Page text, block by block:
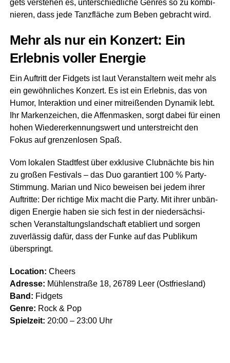
gets ver­ste­hen es, unter­schied­li­che Gen­res so zu kom­bi­
nie­ren, dass jede Tanz­flä­che zum Beben gebracht wird.
Mehr als nur ein Kon­zert: Ein
Erleb­nis vol­ler Energie
Ein Auf­tritt der Fid­gets ist laut Ver­an­stal­tern weit mehr als
ein gewöhn­li­ches Kon­zert. Es ist ein Erleb­nis, das von
Humor, Inter­ak­ti­on und einer mit­rei­ßen­den Dyna­mik lebt.
Ihr Mar­ken­zei­chen, die Affen­mas­ken, sorgt dabei für einen
hohen Wie­der­erken­nungs­wert und unter­streicht den
Fokus auf gren­zen­lo­sen Spaß.
Vom loka­len Stadt­fest über exklu­si­ve Club­näch­te bis hin
zu gro­ßen Fes­ti­vals – das Duo garan­tiert 100 % Par­ty-
Stim­mung. Mari­an und Nico bewei­sen bei jedem ihrer
Auf­trit­te: Der rich­ti­ge Mix macht die Par­ty. Mit ihrer unbän­
di­gen Ener­gie haben sie sich fest in der nie­der­säch­si­
schen Ver­an­stal­tungs­land­schaft eta­bliert und sor­gen
zuver­läs­sig dafür, dass der Fun­ke auf das Publi­kum
überspringt.
Loca­ti­on: Che­ers
Adres­se: Müh­len­stra­ße 18, 26789 Leer (Ost­fries­land)
Band: Fid­gets
Gen­re: Rock & Pop
Spiel­zeit: 20:00 – 23:00 Uhr